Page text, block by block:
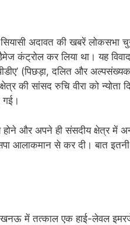
अदावत की खबरें लोकसभा
कंट्रोल कर लिया था। यह
(पिछड़ा, दलित और
की सांसद रुचि वीरा को न्योता
गई।
होने और अपने ही संसदीय क्षेत्र में
सपा आलाकमान से कर दी। बात
में तत्काल एक हाई-लेवल